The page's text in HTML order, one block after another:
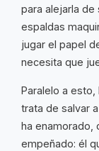
para alejarla de
espaldas
jugar el papel
necesita que
Paralelo a esto,
trata de salvar
ha enamorado,
empeñado: él